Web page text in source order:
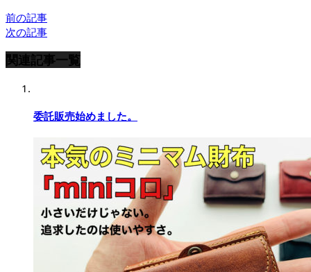
前の記事
次の記事
関連記事一覧
委託販売始めました。